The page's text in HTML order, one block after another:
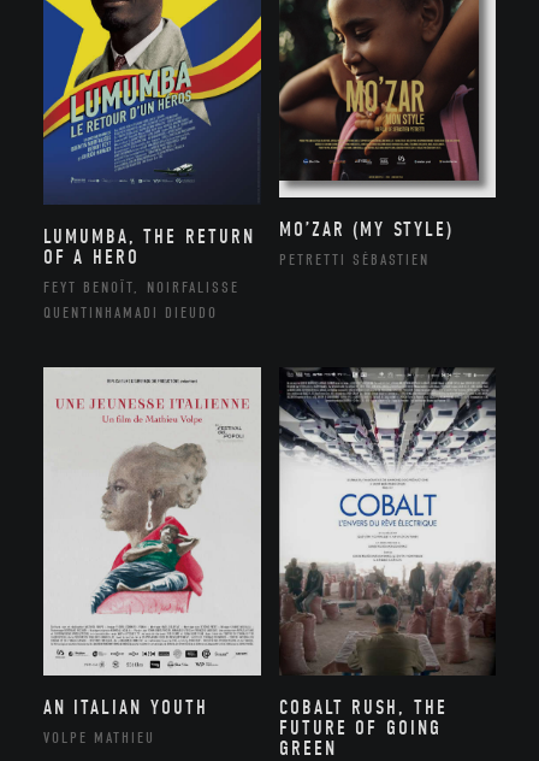
LUMUMBA, THE RETURN
OF A HERO
FEYT BENOÎT, NOIRFALISSE
QUENTINHAMADI DIEUDO
MO’ZAR (MY STYLE)
PETRETTI SÉBASTIEN
AN ITALIAN YOUTH
VOLPE MATHIEU
COBALT RUSH, THE
FUTURE OF GOING
GREEN